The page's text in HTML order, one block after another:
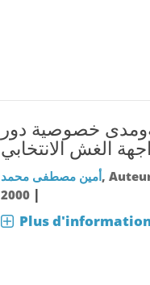
خصوصية دور
الغش الانتخابي
أمين مصطفى محمد,
|
2000
Plus